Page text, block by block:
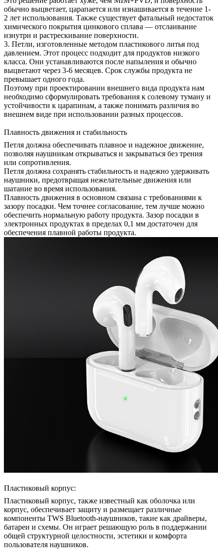
обычно выцветает, царапается или изнашивается в течение 1-
2 лет использования. Также существует фатальный недостаток
химического покрытия цинкового сплава — отслаивание
изнутри и растрескивание поверхности.
3. Петли, изготовленные методом пластикового литья под
давлением. Этот процесс подходит для продуктов низкого
класса. Они устанавливаются после напыления и обычно
выцветают через 3-6 месяцев. Срок службы продукта не
превышает одного года.
Поэтому при проектировании внешнего вида продукта нам
необходимо сформулировать требования к солевому туману и
устойчивости к царапинам, а также понимать различия во
внешнем виде при использовании разных процессов.
Плавность движения и стабильность
Петля должна обеспечивать плавное и надежное движение,
позволяя наушникам открываться и закрываться без трения
или сопротивления.
Петля должна сохранять стабильность и надежно удерживать
наушники, предотвращая нежелательные движения или
шатание во время использования.
Плавность движения в основном связана с требованиями к
зазору посадки. Чем точнее согласование, тем лучше можно
обеспечить нормальную работу продукта. Зазор посадки в
электронных продуктах в пределах 0,1 мм достаточен для
обеспечения плавной работы продукта.
Пластиковый корпус:
Пластиковый корпус, также известный как оболочка или
корпус, обеспечивает защиту и размещает различные
компоненты TWS Bluetooth-наушников, такие как драйверы,
батареи и схемы. Он играет решающую роль в поддержании
общей структурной целостности, эстетики и комфорта
пользователя наушников.